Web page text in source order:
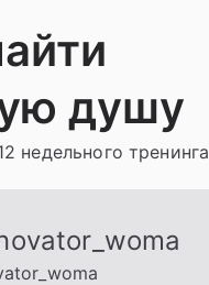
душу
недельного тренинга